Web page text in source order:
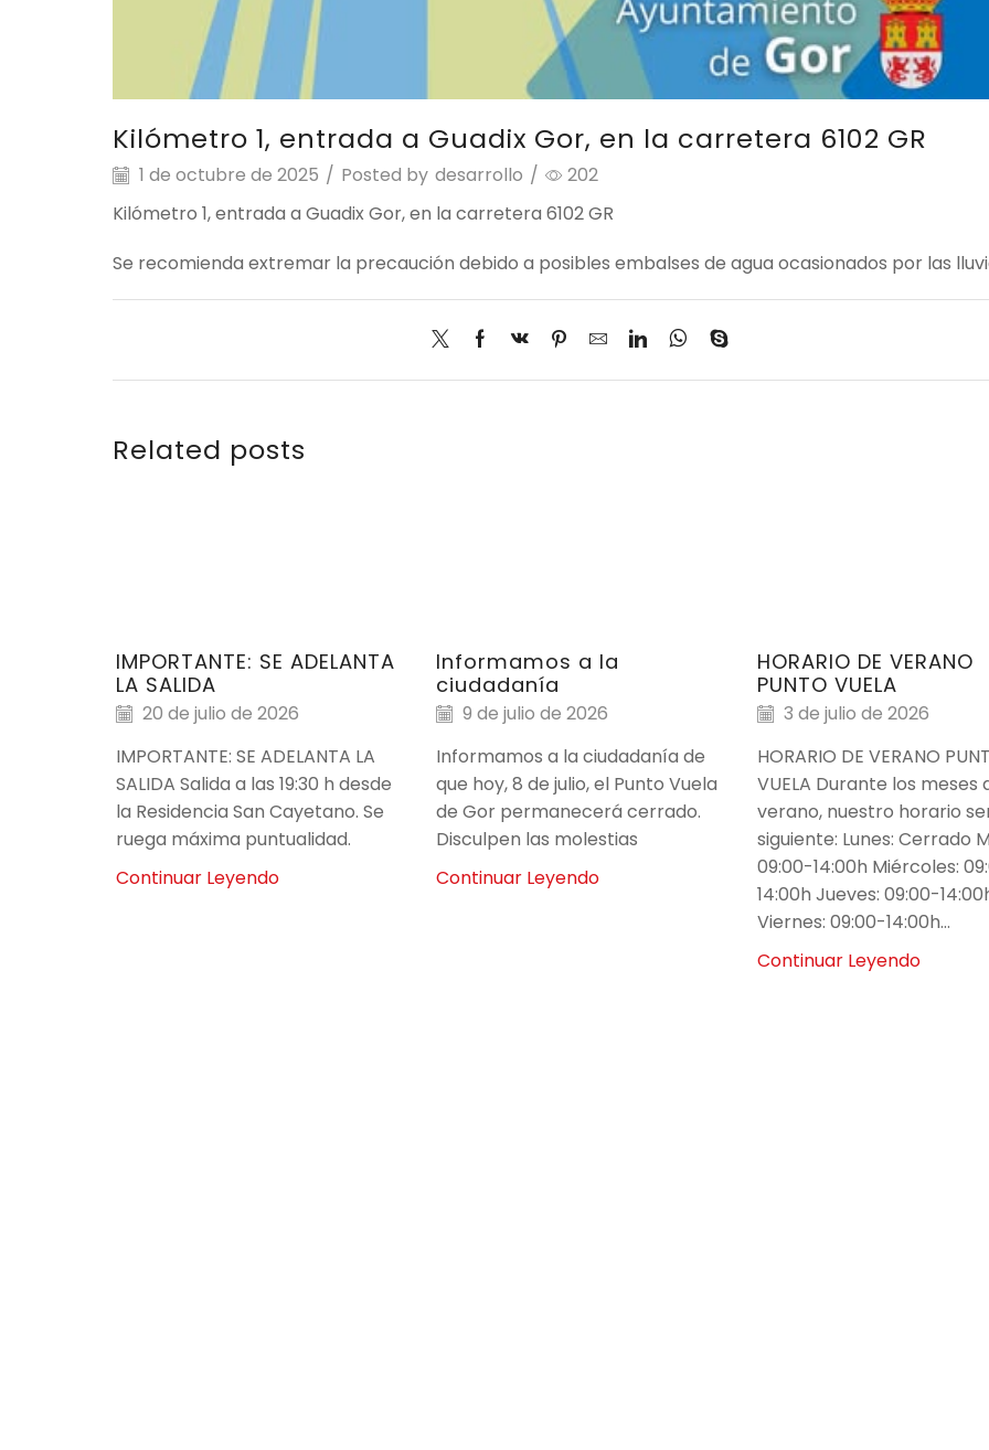
Kilómetro 1, entrada a Guadix Gor, en la carretera 6102 GR
1 de octubre de 2025 / Posted by desarrollo /
202
Kilómetro 1, entrada a Guadix Gor, en la carretera 6102 GR
Se recomienda extremar la precaución debido a posibles embalses de agua ocasionados por las
Related posts
IMPORTANTE: SE ADELANTA
LA SALIDA
20 de julio de 2026
IMPORTANTE: SE ADELANTA LA
SALIDA Salida a las 19:30 h desde
la Residencia San Cayetano. Se
ruega máxima puntualidad.
Continuar Leyendo
Informamos a la
ciudadanía
9 de julio de 2026
Informamos a la ciudadanía de
que hoy, 8 de julio, el Punto Vuela
de Gor permanecerá cerrado.
Disculpen las molestias
Continuar Leyendo
HORARIO DE VERANO
PUNTO VUELA
3 de julio de 2026
HORARIO DE VERANO
VUELA Durante los meses
verano, nuestro horario
siguiente: Lunes: Cerrado
09:00-14:00h Miércoles:
14:00h Jueves: 09:00-
Viernes: 09:00-14:00h...
Continuar Leyendo